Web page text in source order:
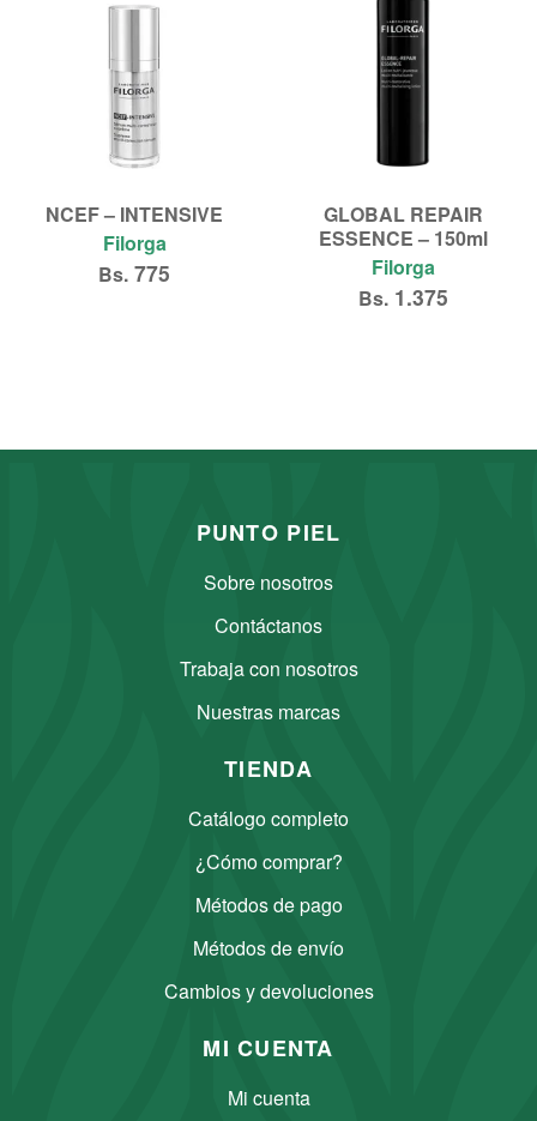
NCEF – INTENSIVE
Filorga
Bs. 775
GLOBAL REPAIR
ESSENCE – 150ml
Filorga
Bs.1.375
PUNTO PIEL
Sobre nosotros
Contáctanos
Trabaja con nosotros
Nuestras marcas
TIENDA
Catálogo completo
¿Cómo comprar?
Métodos de pago
Métodos de envío
Cambios y devoluciones
MI CUENTA
Mi cuenta